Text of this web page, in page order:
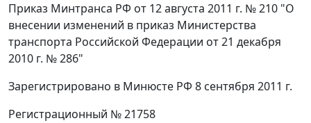
Приказ Минтранса РФ от 12 августа 2011 г. № 210 "О
внесении изменений в приказ Министерства
транспорта Российской Федерации от 21 декабря
2010 г. № 286"
Зарегистрировано в Минюсте РФ 8 сентября 2011 г.
Регистрационный № 21758